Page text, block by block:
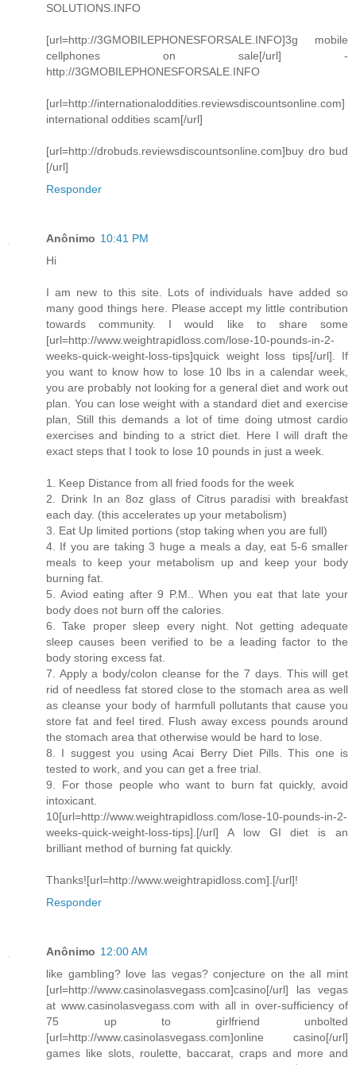
SOLUTIONS.INFO
[url=http://3GMOBILEPHONESFORSALE.INFO]3g mobile
cellphones on sale[/url] -
http://3GMOBILEPHONESFORSALE.INFO
[url=http://internationaloddities.reviewsdiscountsonline.com]
international oddities scam[/url]
[url=http://drobuds.reviewsdiscountsonline.com]buy dro bud
[/url]
Responder
Anônimo 10:41 PM
Hi
I am new to this site. Lots of individuals have added so
many good things here. Please accept my little contribution
towards community. I would like to share some
[url=http://www.weightrapidloss.com/lose-10-pounds-in-2-
weeks-quick-weight-loss-tips]quick weight loss tips[/url]. If
you want to know how to lose 10 lbs in a calendar week,
you are probably not looking for a general diet and work out
plan. You can lose weight with a standard diet and exercise
plan, Still this demands a lot of time doing utmost cardio
exercises and binding to a strict diet. Here I will draft the
exact steps that I took to lose 10 pounds in just a week.
1. Keep Distance from all fried foods for the week
2. Drink In an 8oz glass of Citrus paradisi with breakfast
each day. (this accelerates up your metabolism)
3. Eat Up limited portions (stop taking when you are full)
4. If you are taking 3 huge a meals a day, eat 5-6 smaller
meals to keep your metabolism up and keep your body
burning fat.
5. Aviod eating after 9 P.M.. When you eat that late your
body does not burn off the calories.
6. Take proper sleep every night. Not getting adequate
sleep causes been verified to be a leading factor to the
body storing excess fat.
7. Apply a body/colon cleanse for the 7 days. This will get
rid of needless fat stored close to the stomach area as well
as cleanse your body of harmfull pollutants that cause you
store fat and feel tired. Flush away excess pounds around
the stomach area that otherwise would be hard to lose.
8. I suggest you using Acai Berry Diet Pills. This one is
tested to work, and you can get a free trial.
9. For those people who want to burn fat quickly, avoid
intoxicant.
10[url=http://www.weightrapidloss.com/lose-10-pounds-in-2-
weeks-quick-weight-loss-tips].[/url] A low GI diet is an
brilliant method of burning fat quickly.
Thanks![url=http://www.weightrapidloss.com].[/url]!
Responder
Anônimo 12:00 AM
like gambling? love las vegas? conjecture on the all mint
[url=http://www.casinolasvegass.com]casino[/url] las vegas
at www.casinolasvegass.com with all in over-sufficiency of
75 up to girlfriend unbolted
[url=http://www.casinolasvegass.com]online casino[/url]
games like slots, roulette, baccarat, craps and more and